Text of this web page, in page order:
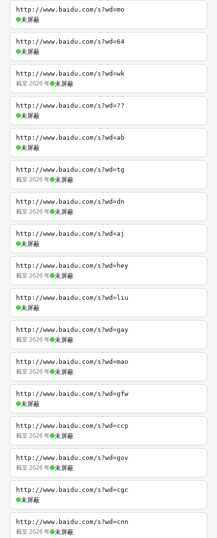
http://www.baidu.com/s?wd=mo
未屏蔽
http://www.baidu.com/s?wd=64
未屏蔽
http://www.baidu.com/s?wd=wk
截至 2026 年 未屏蔽
http://www.baidu.com/s?wd=??
未屏蔽
http://www.baidu.com/s?wd=ab
未屏蔽
http://www.baidu.com/s?wd=tg
截至 2026 年 未屏蔽
http://www.baidu.com/s?wd=dn
截至 2026 年 未屏蔽
http://www.baidu.com/s?wd=aj
未屏蔽
http://www.baidu.com/s?wd=hey
截至 2026 年 未屏蔽
http://www.baidu.com/s?wd=liu
未屏蔽
http://www.baidu.com/s?wd=gay
截至 2026 年 未屏蔽
http://www.baidu.com/s?wd=mao
截至 2026 年 未屏蔽
http://www.baidu.com/s?wd=gfw
未屏蔽
http://www.baidu.com/s?wd=ccp
截至 2026 年 未屏蔽
http://www.baidu.com/s?wd=gov
截至 2026 年 未屏蔽
http://www.baidu.com/s?wd=cgc
未屏蔽
http://www.baidu.com/s?wd=cnn
截至 2026 年 未屏蔽